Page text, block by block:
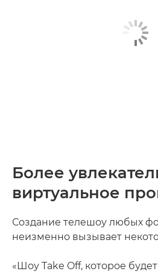
Более
виртуальное
Создание телешоу любых
неизменно вызывает
«Шоу Take Off, которое